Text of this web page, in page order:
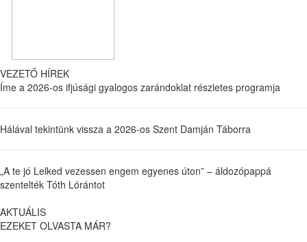
VEZETŐ HÍREK
Íme a 2026-os ifjúsági gyalogos zarándoklat részletes programja
Hálával tekintünk vissza a 2026-os Szent Damján Táborra
„A te jó Lelked vezessen engem egyenes úton” – áldozópappá
szentelték Tóth Lórántot
AKTUÁLIS
EZEKET OLVASTA MÁR?